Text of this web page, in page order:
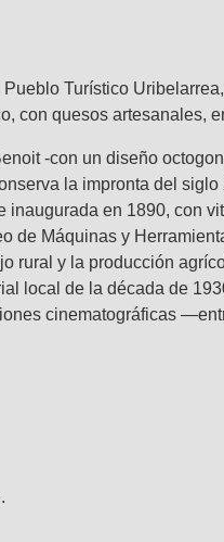
Turístico
con quesos artesanales,
-con un diseño
la impronta del
inaugurada en 1890, con
de Máquinas y
rural y la producción
local de la década de
cinematográficas